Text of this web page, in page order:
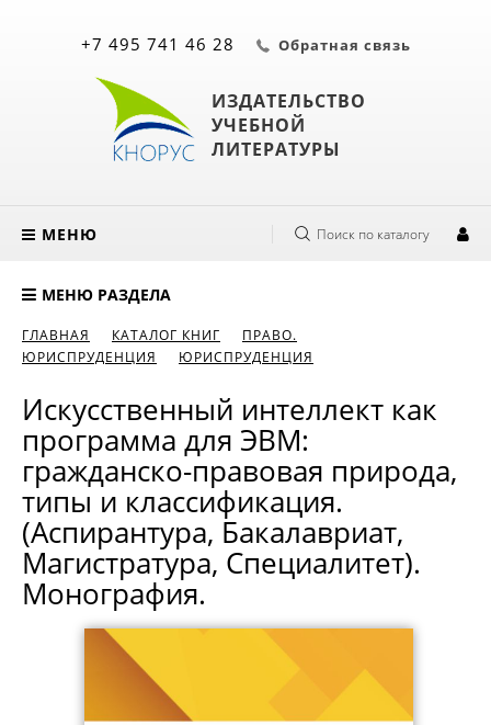
ИЗДАТЕЛЬСТВО
УЧЕБНОЙ
ЛИТЕРАТУРЫ
+7 495 741 46 28 Обратная связь
МЕНЮ Поиск по каталогу
МЕНЮ РАЗДЕЛА
ГЛАВНАЯ КАТАЛОГ КНИГ
ПРАВО.
ЮРИСПРУДЕНЦИЯ
ЮРИСПРУДЕНЦИЯ
Искусственный интеллект как
программа для ЭВМ:
гражданско-правовая природа,
типы и классификация.
(Аспирантура, Бакалавриат,
Магистратура, Специалитет).
Монография.